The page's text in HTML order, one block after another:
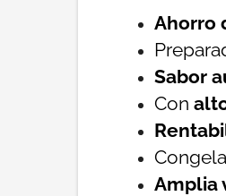
Ahorro
Sabor
Con
Amplia